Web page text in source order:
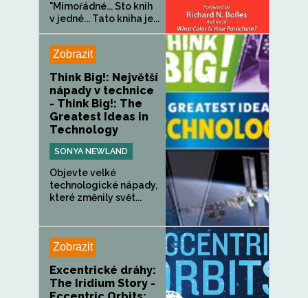
"Mimořádné... Sto knih
v jedné... Tato kniha je...
Zobrazit
Think Big!: Největší
nápady v technice
- Think Big!: The
Greatest Ideas in
Technology
SONYA NEWLAND
Objevte velké
technologické nápady,
které změnily svět...
Zobrazit
Excentrické dráhy:
The Iridium Story -